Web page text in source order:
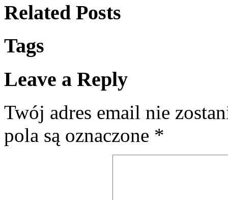
Related Posts
Tags
Leave a Reply
Twój adres email nie
pola są oznaczone *